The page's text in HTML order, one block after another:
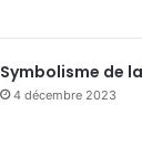
Symbolisme de
4 décembre 2023